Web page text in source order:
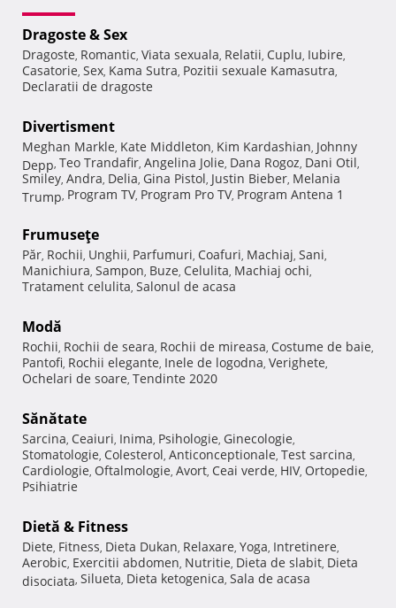
Dragoste & Sex
Dragoste, Romantic, Viata sexuala, Relatii, Cuplu, Iubire,
Casatorie, Sex, Kama Sutra, Pozitii sexuale Kamasutra,
Declaratii de dragoste
Divertisment
Meghan Markle, Kate Middleton, Kim Kardashian, Johnny
Depp, Teo Trandafir, Angelina Jolie, Dana Rogoz, Dani Otil,
Smiley, Andra, Delia, Gina Pistol, Justin Bieber, Melania
Trump, Program TV, Program Pro TV, Program Antena 1
Frumuseţe
Păr, Rochii, Unghii, Parfumuri, Coafuri, Machiaj, Sani,
Manichiura, Sampon, Buze, Celulita, Machiaj ochi,
Tratament celulita, Salonul de acasa
Modă
Rochii, Rochii de seara, Rochii de mireasa, Costume de baie,
Pantofi, Rochii elegante, Inele de logodna, Verighete,
Ochelari de soare, Tendinte 2020
Sănătate
Sarcina, Ceaiuri, Inima, Psihologie, Ginecologie,
Stomatologie, Colesterol, Anticonceptionale, Test sarcina,
Cardiologie, Oftalmologie, Avort, Ceai verde, HIV, Ortopedie,
Psihiatrie
Dietă & Fitness
Diete, Fitness, Dieta Dukan, Relaxare, Yoga, Intretinere,
Aerobic, Exercitii abdomen, Nutritie, Dieta de slabit, Dieta
disociata, Silueta, Dieta ketogenica, Sala de acasa